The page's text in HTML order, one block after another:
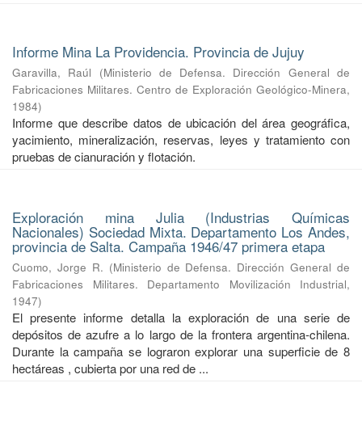
Informe Mina La Providencia. Provincia de Jujuy
Garavilla, Raúl (Ministerio de Defensa. Dirección General de
Fabricaciones Militares. Centro de Exploración Geológico-Minera,
1984)
Informe que describe datos de ubicación del área geográfica,
yacimiento, mineralización, reservas, leyes y tratamiento con
pruebas de cianuración y flotación.
Exploración mina Julia (Industrias Químicas
Nacionales) Sociedad Mixta. Departamento Los Andes,
provincia de Salta. Campaña 1946/47 primera etapa
Cuomo, Jorge R. (Ministerio de Defensa. Dirección General de
Fabricaciones Militares. Departamento Movilización Industrial,
1947)
El presente informe detalla la exploración de una serie de
depósitos de azufre a lo largo de la frontera argentina-chilena.
Durante la campaña se lograron explorar una superficie de 8
hectáreas , cubierta por una red de ...